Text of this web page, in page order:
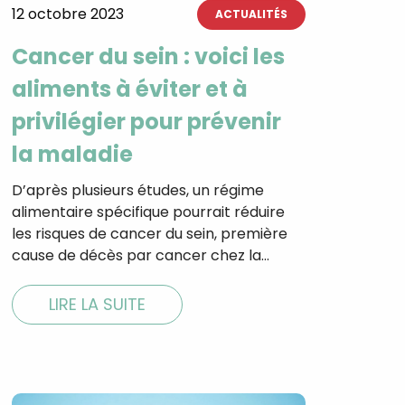
12 octobre 2023 ACTUALITÉS
Cancer du sein : voici les
aliments à éviter et à
privilégier pour prévenir
la maladie
D’après plusieurs études, un régime
alimentaire spécifique pourrait réduire
les risques de cancer du sein, première
cause de décès par cancer chez la…
LIRE LA SUITE
les
que
vous
pour vous